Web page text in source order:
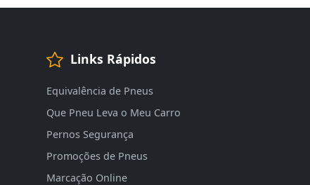
Links Rápidos
Equivalência de Pneus
Que Pneu Leva o Meu Carro
Pernos Segurança
Promoções de Pneus
Marcação Online